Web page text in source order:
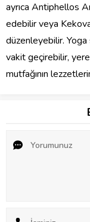
ayrıca Antiphellos
edebilir veya
düzenleyebilir.
vakit geçirebilir,
mutfağının